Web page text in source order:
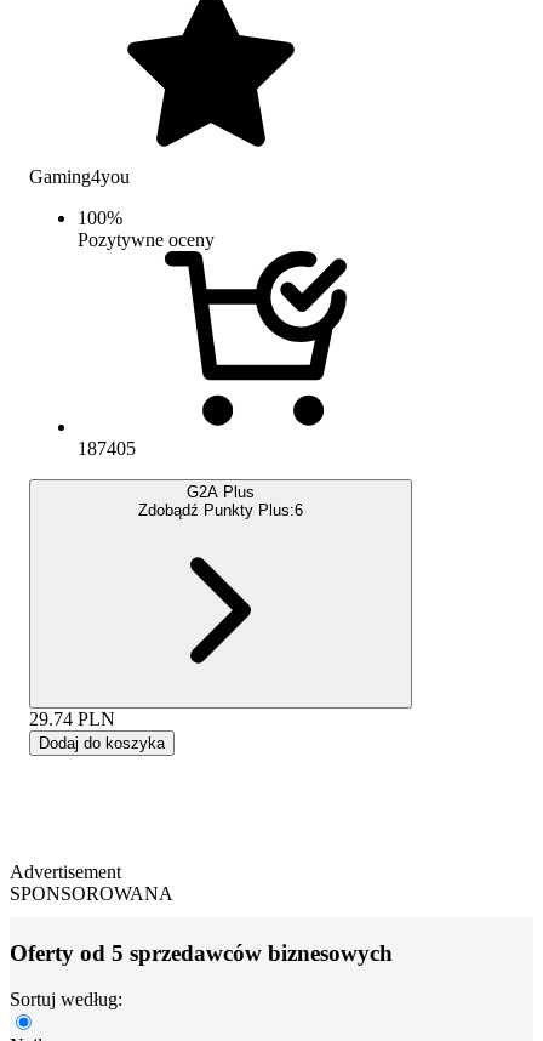
Gaming4you
100%
Pozytywne oceny
187405
G2A Plus
Zdobądź Punkty Plus:6
29.74 PLN
Dodaj do koszyka
Advertisement
SPONSOROWANA
Oferty od 5 sprzedawców biznesowych
Sortuj według: